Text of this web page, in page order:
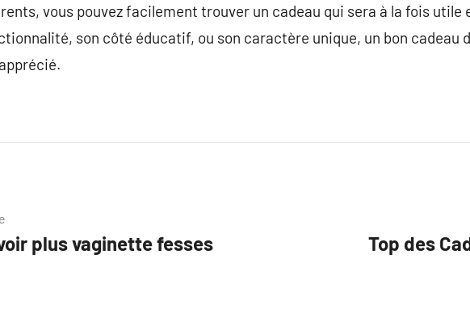
vous pouvez facilement trouver un cadeau qui sera à la fois utile
son côté éducatif, ou son caractère unique, un bon cadeau
plus vaginette fesses
Top des